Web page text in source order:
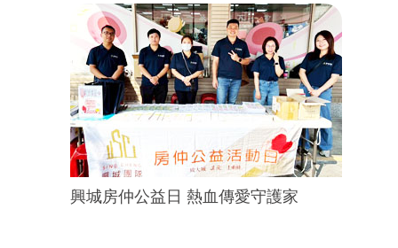
興城房仲公益日 熱血傳愛守護家